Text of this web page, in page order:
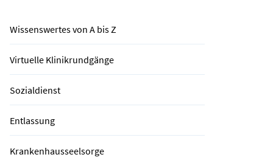
Wissenswertes von A bis Z
Virtuelle Klinikrundgänge
Sozialdienst
Entlassung
Krankenhausseelsorge